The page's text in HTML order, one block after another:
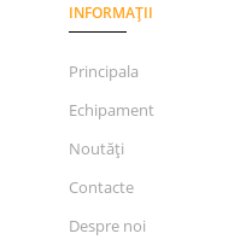
INFORMAȚII
Principala
Echipament
Noutăți
Contacte
Despre noi